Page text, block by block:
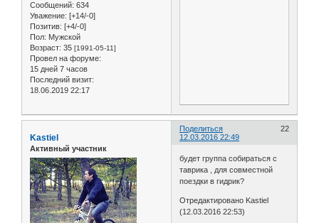
Сообщений: 634
Уважение: [+14/-0]
Позитив: [+4/-0]
Пол: Мужской
Возраст: 35 [1991-05-11]
Провел на форуме:
15 дней 7 часов
Последний визит:
18.06.2019 22:17
Поделиться
22
12.03.2016 22:49
Kastiel
Активный участник
будет группа собираться с
таврика , для совместной
поездки в гидрик?
Отредактировано Kastiel
(12.03.2016 22:53)